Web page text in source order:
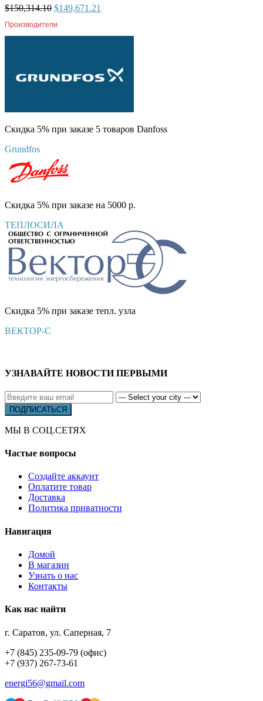
$150,314.10 $149,671.21
Производители
Скидка 5% при заказе 5 товаров Danfoss
Grundfos
Скидка 5% при заказе на 5000 р.
ТЕПЛОСИЛА
Скидка 5% при заказе тепл. узла
ВЕКТОР-С
УЗНАВАЙТЕ НОВОСТИ ПЕРВЫМИ
МЫ В СОЦ.СЕТЯХ
Частые вопросы
Создайте аккаунт
Оплатите товар
Доставка
Политика приватности
Навигация
Домой
В магазин
Узнать о нас
Контакты
Как нас найти
г. Саратов, ул. Саперная, 7
+7 (845) 235-09-79 (офис)
+7 (937) 267-73-61
energi56@gmail.com